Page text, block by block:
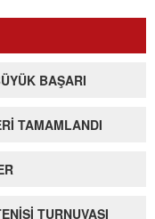
BAŞARI
TAMAMLANDI
TURNUVASI